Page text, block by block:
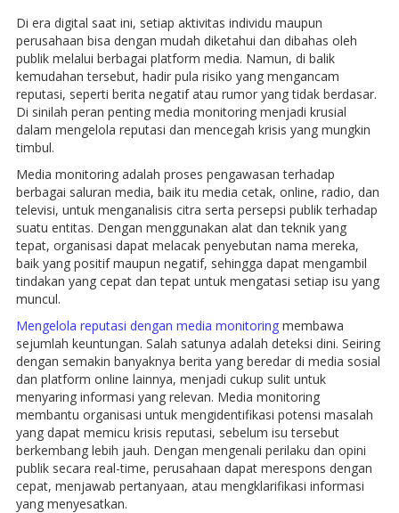
Di era digital saat ini, setiap aktivitas individu maupun
perusahaan bisa dengan mudah diketahui dan dibahas oleh
publik melalui berbagai platform media. Namun, di balik
kemudahan tersebut, hadir pula risiko yang mengancam
reputasi, seperti berita negatif atau rumor yang tidak berdasar.
Di sinilah peran penting media monitoring menjadi krusial
dalam mengelola reputasi dan mencegah krisis yang mungkin
timbul.
Media monitoring adalah proses pengawasan terhadap
berbagai saluran media, baik itu media cetak, online, radio, dan
televisi, untuk menganalisis citra serta persepsi publik terhadap
suatu entitas. Dengan menggunakan alat dan teknik yang
tepat, organisasi dapat melacak penyebutan nama mereka,
baik yang positif maupun negatif, sehingga dapat mengambil
tindakan yang cepat dan tepat untuk mengatasi setiap isu yang
muncul.
Mengelola reputasi dengan media monitoringmembawa
sejumlah keuntungan. Salah satunya adalah deteksi dini. Seiring
dengan semakin banyaknya berita yang beredar di media sosial
dan platform online lainnya, menjadi cukup sulit untuk
menyaring informasi yang relevan. Media monitoring
membantu organisasi untuk mengidentifikasi potensi masalah
yang dapat memicu krisis reputasi, sebelum isu tersebut
berkembang lebih jauh. Dengan mengenali perilaku dan opini
publik secara real-time, perusahaan dapat merespons dengan
cepat, menjawab pertanyaan, atau mengklarifikasi informasi
yang menyesatkan.